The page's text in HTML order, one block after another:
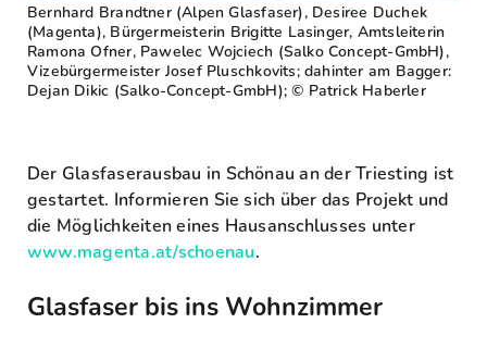
Bernhard Brandtner (Alpen Glasfaser), Desiree Duchek
(Magenta), Bürgermeisterin Brigitte Lasinger, Amtsleiterin
Ramona Ofner, Pawelec Wojciech (Salko Concept-GmbH),
Vizebürgermeister Josef Pluschkovits; dahinter am Bagger:
Dejan Dikic (Salko-Concept-GmbH); © Patrick Haberler
Der Glasfaserausbau in Schönau an der Triesting ist
gestartet. Informieren Sie sich über das Projekt und
die Möglichkeiten eines Hausanschlusses unter
www.magenta.at/schoenau.
Glasfaser bis ins Wohnzimmer